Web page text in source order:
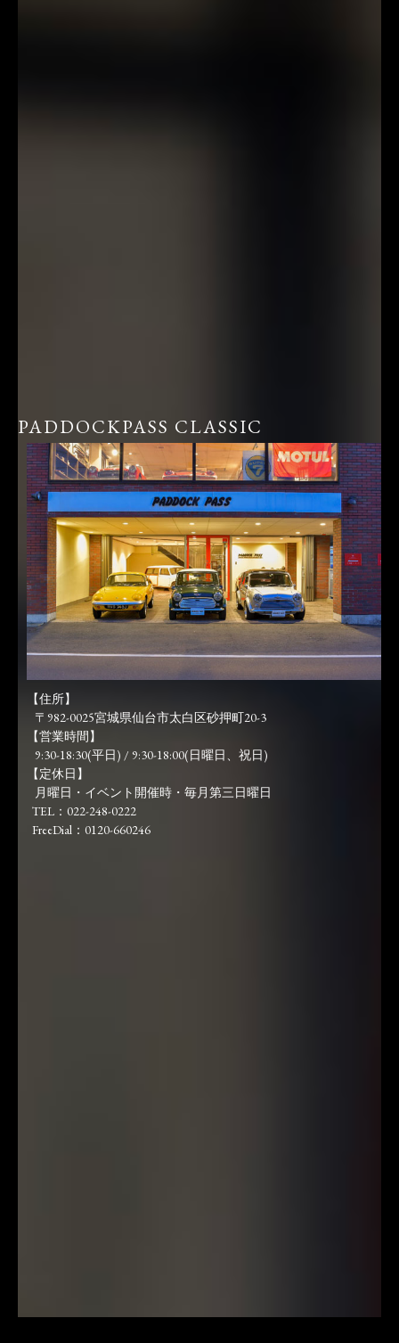
PADDOCKPASS CLASSIC
【住所】
〒982-0025宮城県仙台市太白区砂押町20-3
【営業時間】
9:30-18:30(平日) / 9:30-18:00(日曜日、祝日)
【定休日】
月曜日・イベント開催時・毎月第三日曜日
TEL：022-248-0222
FreeDial：0120-660246